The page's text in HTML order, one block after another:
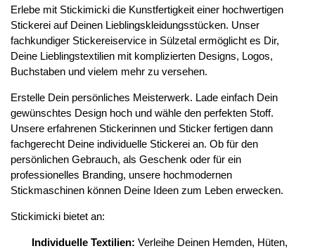
Erlebe mit Stickimicki die Kunstfertigkeit einer hochwertigen
Stickerei auf Deinen Lieblingskleidungsstücken. Unser
fachkundiger Stickereiservice in Sülzetal ermöglicht es Dir,
Deine Lieblingstextilien mit komplizierten Designs, Logos,
Buchstaben und vielem mehr zu versehen.
Erstelle Dein persönliches Meisterwerk. Lade einfach Dein
gewünschtes Design hoch und wähle den perfekten Stoff.
Unsere erfahrenen Stickerinnen und Sticker fertigen dann
fachgerecht Deine individuelle Stickerei an. Ob für den
persönlichen Gebrauch, als Geschenk oder für ein
professionelles Branding, unsere hochmodernen
Stickmaschinen können Deine Ideen zum Leben erwecken.
Stickimicki bietet an:
Individuelle Textilien: Verleihe Deinen Hemden, Hüten,